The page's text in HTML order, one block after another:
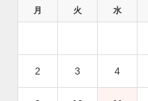
月 火 水
2 3 4